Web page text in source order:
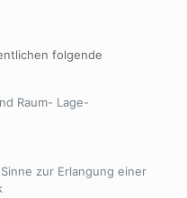
folgende
Raum- Lage-
zur Erlangung einer